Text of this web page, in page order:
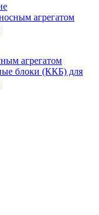
агрегатом
агрегатом
блоки (ККБ) для